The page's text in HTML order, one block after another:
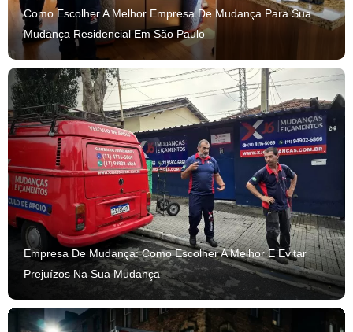
Como Escolher A Melhor Empresa De Mudança Para Sua
Mudança Residencial Em São Paulo
Empresa De Mudança: Como Escolher A Melhor E Evitar
Prejuízos Na Sua Mudança